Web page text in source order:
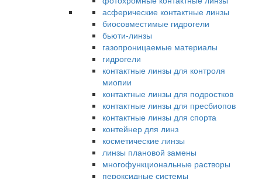
асферические контактные линзы
биосовместимые гидрогели
бьюти-линзы
газопроницаемые материалы
гидрогели
контактные линзы для контроля
миопии
контактные линзы для подростков
контактные линзы для пресбиопов
контактные линзы для спорта
контейнер для линз
косметические линзы
линзы плановой замены
многофункциональные растворы
пероксидные системы